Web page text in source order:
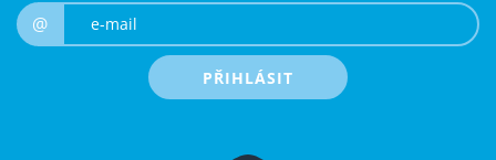
@
PŘIHLÁSIT